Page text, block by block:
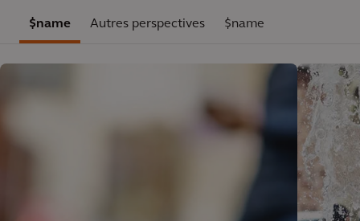
$name Autres perspectives $name